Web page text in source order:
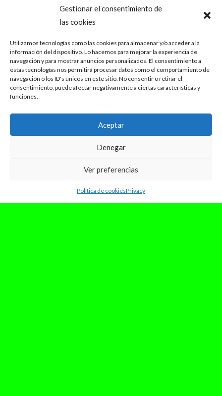
Gestionar el consentimiento de
las cookies
Utilizamos tecnologías como las cookies para almacenar y/o acceder a la
información del dispositivo. Lo hacemos para mejorar la experiencia de
navegación y para mostrar anuncios personalizados. El consentimiento a
estas tecnologías nos permitirá procesar datos como el comportamiento de
navegación o los ID's únicos en este sitio. No consentir o retirar el
consentimiento, puede afectar negativamente a ciertas características y
funciones.
Aceptar
Denegar
Ver preferencias
Política de cookiesPrivacy